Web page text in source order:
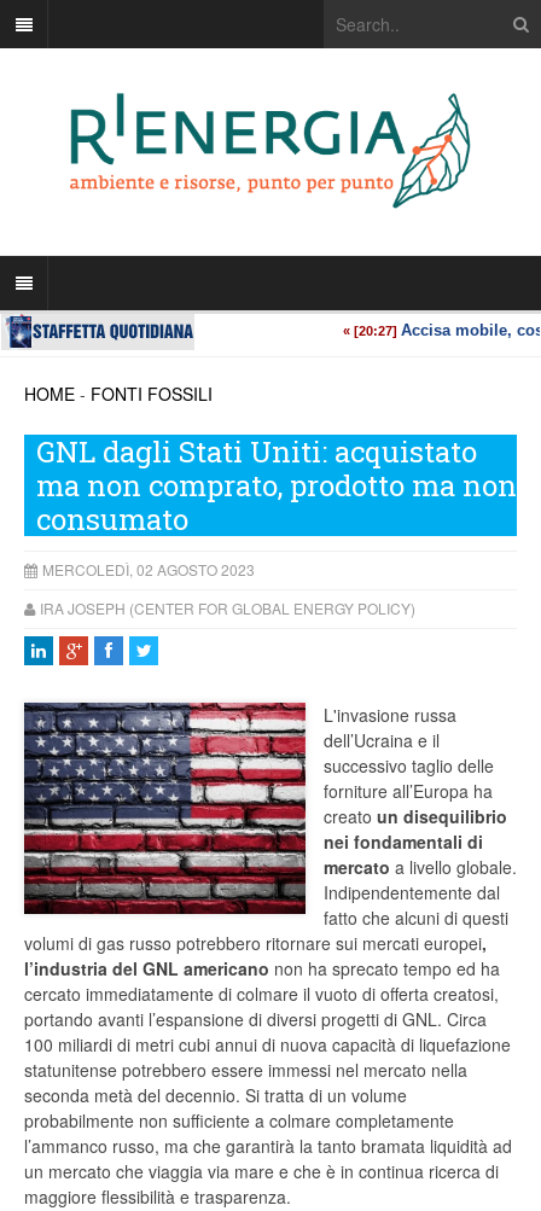
HOME - FONTI FOSSILI
GNL dagli Stati Uniti: acquistato
ma non comprato, prodotto ma non
consumato
MERCOLEDÌ, 02 AGOSTO 2023
IRA JOSEPH (CENTER FOR GLOBAL ENERGY POLICY)
L'invasione russa
dell’Ucraina e il
successivo taglio delle
forniture all’Europa ha
creato un disequilibrio
nei fondamentali di
mercato a livello globale.
Indipendentemente dal
fatto che alcuni di questi
volumi di gas russo potrebbero ritornare sui mercati europei,
l’industria del GNL americano non ha sprecato tempo ed ha
cercato immediatamente di colmare il vuoto di offerta creatosi,
portando avanti l’espansione di diversi progetti di GNL. Circa
100 miliardi di metri cubi annui di nuova capacità di liquefazione
statunitense potrebbero essere immessi nel mercato nella
seconda metà del decennio. Si tratta di un volume
probabilmente non sufficiente a colmare completamente
l’ammanco russo, ma che garantirà la tanto bramata liquidità ad
un mercato che viaggia via mare e che è in continua ricerca di
maggiore flessibilità e trasparenza.